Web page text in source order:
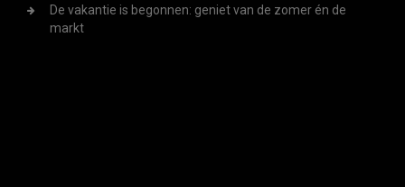
De vakantie is begonnen: geniet van de zomer én de
markt